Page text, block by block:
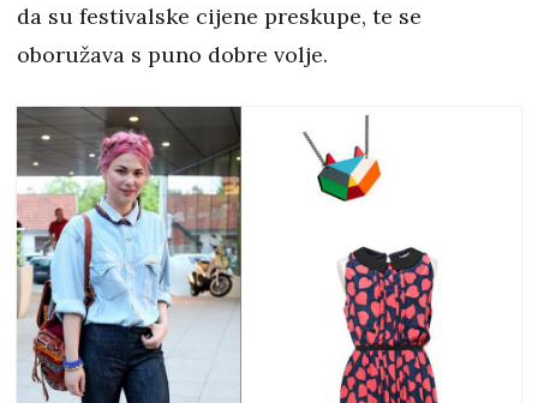
da su festivalske cijene preskupe, te se
oboružava s puno dobre volje.